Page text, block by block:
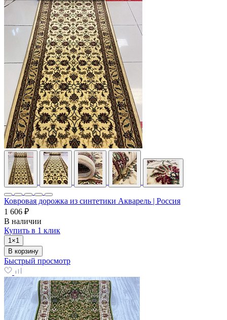
Ковровая дорожка из синтетики Акварель | Россия
1 606 ₽
В наличии
Купить в 1 клик
1×1
В корзину
Быстрый просмотр